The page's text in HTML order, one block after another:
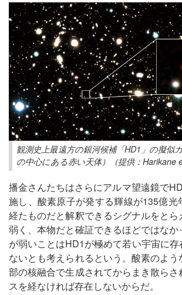
観測史上最遠方の銀河候補「HD1」の擬似
の中心にある赤い天体）（提供：Harikane
播金さんたちはさらにアルマ望遠鏡で
施し、酸素原子が発する輝線が135億光
経たものだと解釈できるシグナルをと
弱く、本物だと確証できるほどではな
が弱いことはHD1が極めて若い宇宙に
ないとも考えられるという。酸素のよ
部の核融合で生成されてからまき散ら
スを経なければ存在しないからだ。